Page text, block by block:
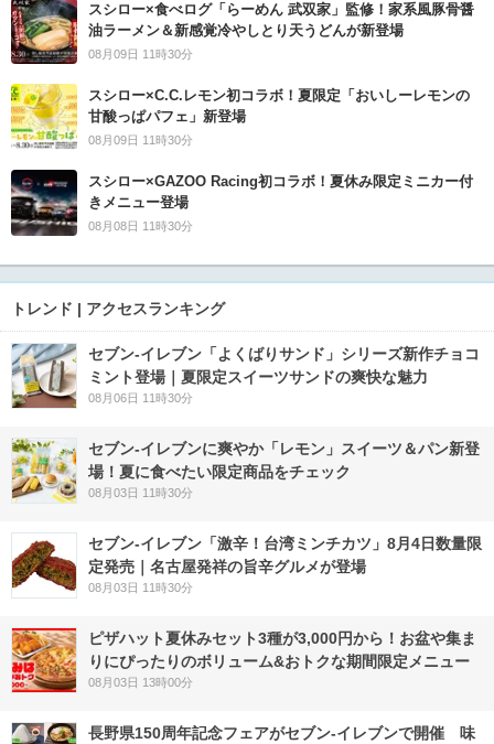
スシロー×食べログ「らーめん 武双家」監修！家系風豚骨醤
油ラーメン＆新感覚冷やしとり天うどんが新登場
08月09日 11時30分
スシロー×C.C.レモン初コラボ！夏限定「おいしーレモンの
甘酸っぱパフェ」新登場
08月09日 11時30分
スシロー×GAZOO Racing初コラボ！夏休み限定ミニカー付
きメニュー登場
08月08日 11時30分
トレンド | アクセスランキング
セブン‐イレブン「よくばりサンド」シリーズ新作チョコ
ミント登場｜夏限定スイーツサンドの爽快な魅力
08月06日 11時30分
セブン‐イレブンに爽やか「レモン」スイーツ＆パン新登
場！夏に食べたい限定商品をチェック
08月03日 11時30分
セブン-イレブン「激辛！台湾ミンチカツ」8月4日数量限
定発売｜名古屋発祥の旨辛グルメが登場
08月03日 11時30分
ピザハット夏休みセット3種が3,000円から！お盆や集ま
りにぴったりのボリューム&おトクな期間限定メニュー
08月03日 13時00分
長野県150周年記念フェアがセブン-イレブンで開催 味